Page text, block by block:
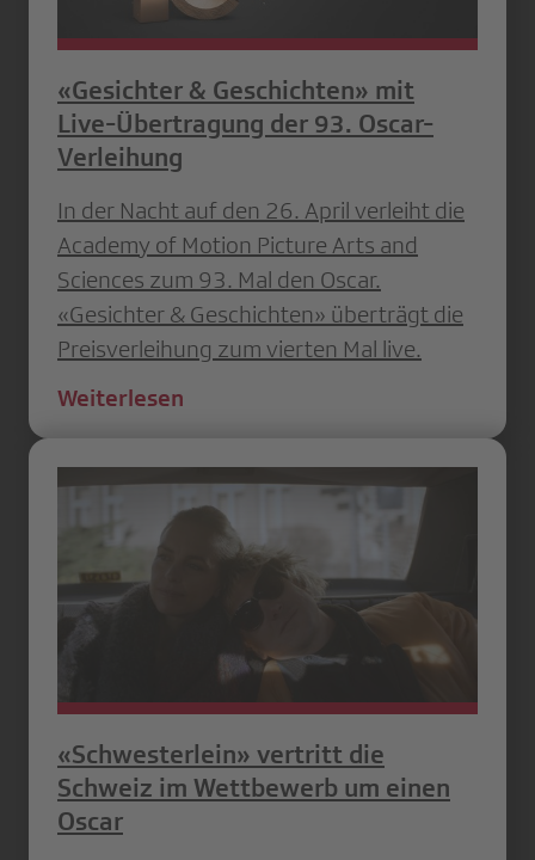
«Gesichter & Geschichten» mit
Live-Übertragung der 93. Oscar-
Verleihung
In der Nacht auf den 26. April verleiht die
Academy of Motion Picture Arts and
Sciences zum 93. Mal den Oscar.
«Gesichter & Geschichten» überträgt die
Preisverleihung zum vierten Mal live.
Weiterlesen
«Schwesterlein» vertritt die
Schweiz im Wettbewerb um einen
Oscar